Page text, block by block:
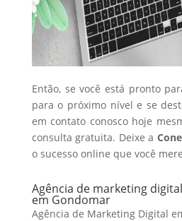
Então, se você está pronto
para o próximo nível e se
em contato conosco hoje
consulta gratuita. Deixe a
o sucesso online que você
Agência de marketing
em Gondomar
Agência de Marketing Digital